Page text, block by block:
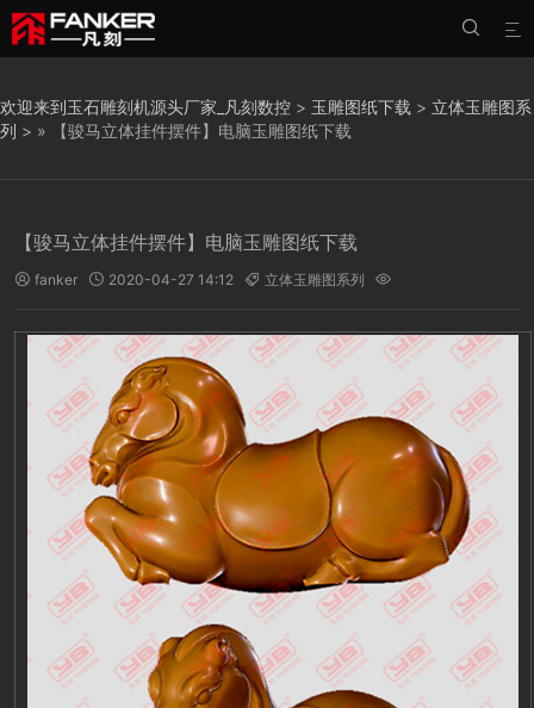


欢迎来到玉石雕刻机源头厂家_凡刻数控 > 玉雕图纸下载 > 立体玉雕图系
列 > » 【骏马立体挂件摆件】电脑玉雕图纸下载
【骏马立体挂件摆件】电脑玉雕图纸下载
 fanker  2020-04-27 14:12  立体玉雕图系列 